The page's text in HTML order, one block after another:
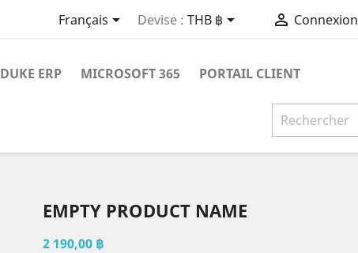
Français Devise : THB ฿  Connexion
DUKE ERP MICROSOFT 365 PORTAIL CLIENT
EMPTY PRODUCT NAME
2 190,00 ฿